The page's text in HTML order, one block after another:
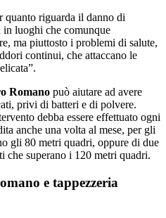
quanto riguarda il danno di
in luoghi che comunque
ma piuttosto i problemi di salute,
continui, che attaccano le
Romano può aiutare ad avere
privi di batteri e di polvere.
debba essere effettuato ogni
anche una volta al mese, per gli
gli 80 metri quadri, oppure di due
che superano i 120 metri quadri.
e tappezzeria